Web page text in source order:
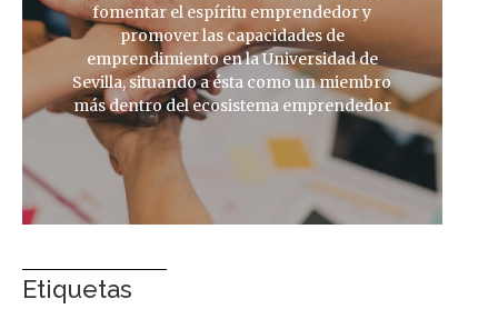
fomentar el espíritu emprendedor y
promover las capacidades de
emprendimiento en la Universidad de
Sevilla, situando a ésta como un miembro
más dentro del ecosistema emprendedor
Etiquetas